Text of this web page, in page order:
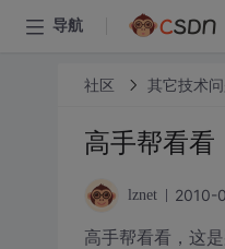
导航
社区 其它技术
高手帮看看
lznet 2010-
高手帮看看，这